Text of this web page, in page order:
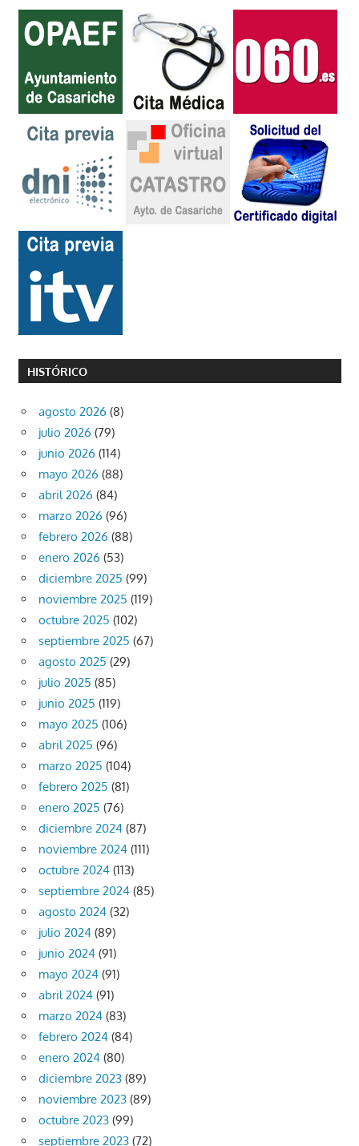
HISTÓRICO
agosto 2026 (8)
julio 2026 (79)
junio 2026 (114)
mayo 2026 (88)
abril 2026 (84)
marzo 2026 (96)
febrero 2026 (88)
enero 2026 (53)
diciembre 2025 (99)
noviembre 2025 (119)
octubre 2025 (102)
septiembre 2025 (67)
agosto 2025 (29)
julio 2025 (85)
junio 2025 (119)
mayo 2025 (106)
abril 2025 (96)
marzo 2025 (104)
febrero 2025 (81)
enero 2025 (76)
diciembre 2024 (87)
noviembre 2024 (111)
octubre 2024 (113)
septiembre 2024 (85)
agosto 2024 (32)
julio 2024 (89)
junio 2024 (91)
mayo 2024 (91)
abril 2024 (91)
marzo 2024 (83)
febrero 2024 (84)
enero 2024 (80)
diciembre 2023 (89)
noviembre 2023 (89)
octubre 2023 (99)
septiembre 2023 (72)